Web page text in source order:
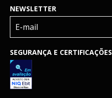
NEWSLETTER
SEGURANÇA E CERTIFICAÇÕES